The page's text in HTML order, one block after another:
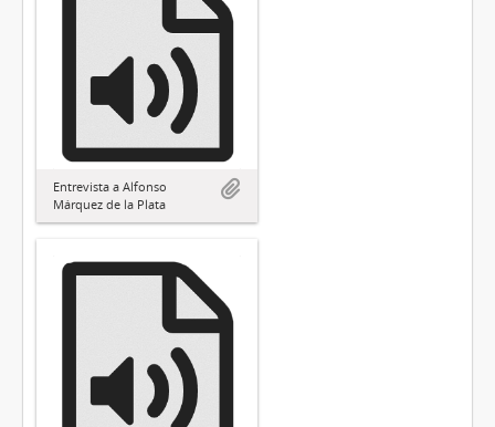
Entrevista a Alfonso
Márquez de la Plata